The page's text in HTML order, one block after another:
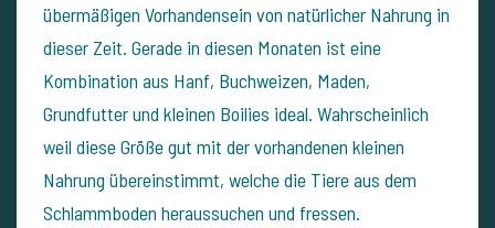
übermäßigen Vorhandensein von natürlicher Nahrung in
dieser Zeit. Gerade in diesen Monaten ist eine
Kombination aus Hanf, Buchweizen, Maden,
Grundfutter und kleinen Boilies ideal. Wahrscheinlich
weil diese Größe gut mit der vorhandenen kleinen
Nahrung übereinstimmt, welche die Tiere aus dem
Schlammboden heraussuchen und fressen.